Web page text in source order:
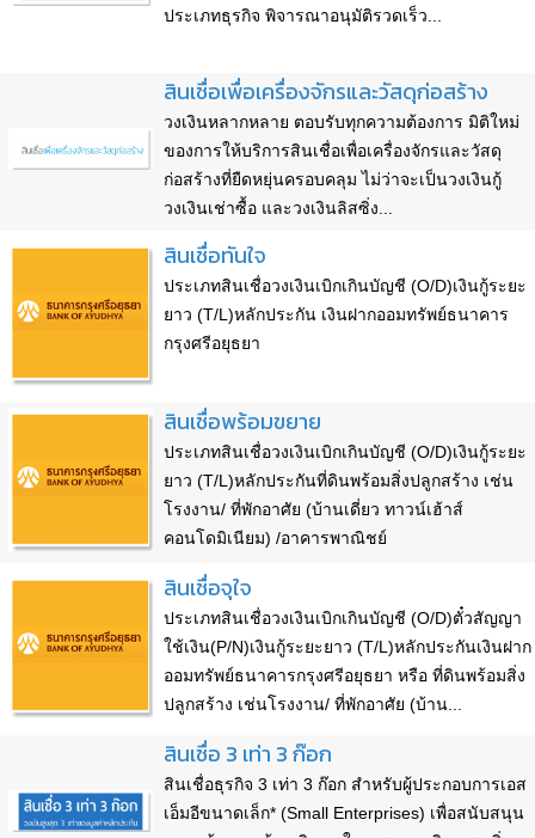
ประเภทธุรกิจ พิจารณาอนุมัติรวดเร็ว...
สินเชื่อเพื่อเครื่องจักรและวัสดุก่อสร้าง
วงเงินหลากหลาย ตอบรับทุกความต้องการ มิติใหม่
ของการให้บริการสินเชื่อเพื่อเครื่องจักรและวัสดุ
ก่อสร้างที่ยืดหยุ่นครอบคลุม ไม่ว่าจะเป็นวงเงินกู้
วงเงินเช่าซื้อ และวงเงินลิสซิ่ง...
สินเชื่อทันใจ
ประเภทสินเชื่อวงเงินเบิกเกินบัญชี (O/D)เงินกู้ระยะ
ยาว (T/L)หลักประกัน เงินฝากออมทรัพย์ธนาคาร
กรุงศรีอยุธยา
สินเชื่อพร้อมขยาย
ประเภทสินเชื่อวงเงินเบิกเกินบัญชี (O/D)เงินกู้ระยะ
ยาว (T/L)หลักประกันที่ดินพร้อมสิ่งปลูกสร้าง เช่น
โรงงาน/ ที่พักอาศัย (บ้านเดี่ยว ทาวน์เฮ้าส์
คอนโดมิเนียม) /อาคารพาณิชย์
สินเชื่อจุใจ
ประเภทสินเชื่อวงเงินเบิกเกินบัญชี (O/D)ตั๋วสัญญา
ใช้เงิน(P/N)เงินกู้ระยะยาว (T/L)หลักประกันเงินฝาก
ออมทรัพย์ธนาคารกรุงศรีอยุธยา หรือ ที่ดินพร้อมสิ่ง
ปลูกสร้าง เช่นโรงงาน/ ที่พักอาศัย (บ้าน...
สินเชื่อ 3 เท่า 3 ก๊อก
สินเชื่อธุรกิจ 3 เท่า 3 ก๊อก สำหรับผู้ประกอบการเอส
เอ็มอีขนาดเล็ก* (Small Enterprises) เพื่อสนับสนุน